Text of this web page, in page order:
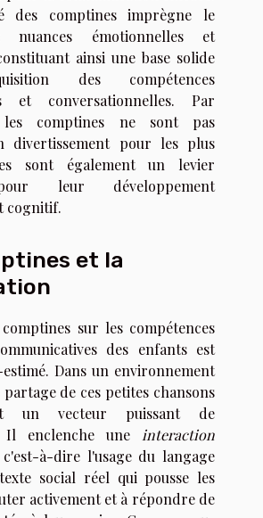
des comptines imprègne le
nuances émotionnelles et
ainsi une base solide
des compétences
et conversationnelles. Par
les comptines ne sont pas
divertissement pour les plus
sont également un levier
leur développement
cognitif.
et la
sur les compétences
des enfants est
Dans un environnement
de ces petites chansons
un vecteur puissant de
Il enclenche une interaction
à-dire l'usage du langage
social réel qui pousse les
activement et à répondre de